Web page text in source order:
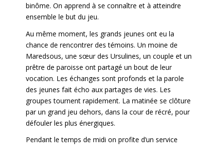
binôme. On apprend à se connaître et à atteindre
ensemble le but du jeu.
Au même moment, les grands jeunes ont eu la
chance de rencontrer des témoins. Un moine de
Maredsous, une sœur des Ursulines, un couple et un
prêtre de paroisse ont partagé un bout de leur
vocation. Les échanges sont profonds et la parole
des jeunes fait écho aux partages de vies. Les
groupes tournent rapidement. La matinée se clôture
par un grand jeu dehors, dans la cour de récré, pour
défouler les plus énergiques.
Pendant le temps de midi on profite d’un service